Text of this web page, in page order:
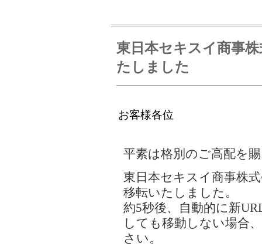
東日本セキスイ商事
たしました
お客様各位
平素は格別のご高配を
東日本セキスイ商事株
移転いたしました。
約5秒後、自動的に新
しても移動しない場合
さい。